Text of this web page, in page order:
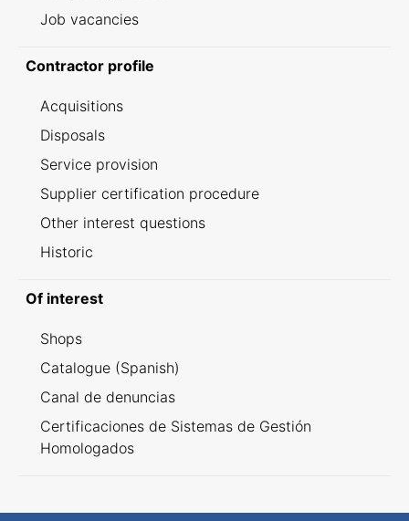
Job vacancies
Contractor profile
Acquisitions
Disposals
Service provision
Supplier certification procedure
Other interest questions
Historic
Of interest
Shops
Catalogue (Spanish)
Canal de denuncias
Certificaciones de Sistemas de Gestión
Homologados